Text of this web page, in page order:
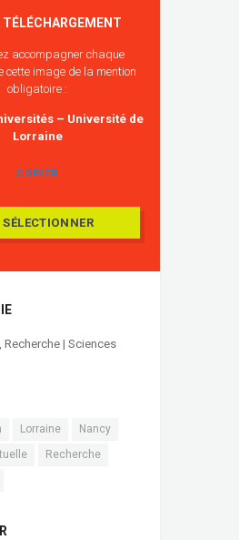
TÉLÉCHARGEMENT
accompagner chaque
cette image de la mention
obligatoire :
– Université de
Lorraine
COPIER
SÉLECTIONNER
, Recherche | Sciences
Lorraine
Nancy
Recherche